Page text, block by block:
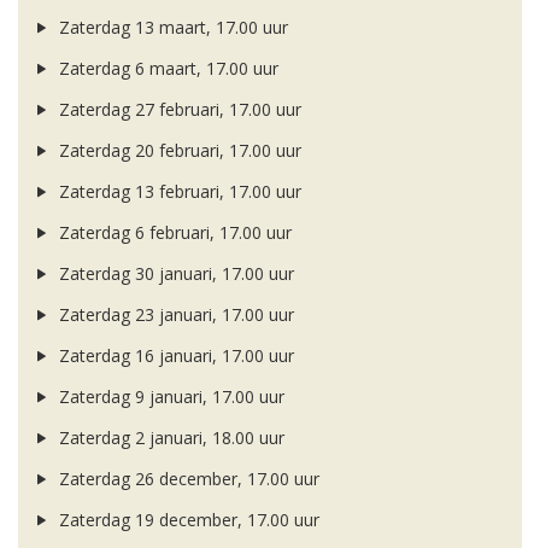
Zaterdag 13 maart, 17.00 uur
Zaterdag 6 maart, 17.00 uur
Zaterdag 27 februari, 17.00 uur
Zaterdag 20 februari, 17.00 uur
Zaterdag 13 februari, 17.00 uur
Zaterdag 6 februari, 17.00 uur
Zaterdag 30 januari, 17.00 uur
Zaterdag 23 januari, 17.00 uur
Zaterdag 16 januari, 17.00 uur
Zaterdag 9 januari, 17.00 uur
Zaterdag 2 januari, 18.00 uur
Zaterdag 26 december, 17.00 uur
Zaterdag 19 december, 17.00 uur